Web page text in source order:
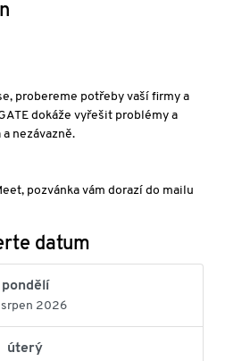
probereme potřeby vaší firmy a
dokáže vyřešit problémy a
nezávazně.
pozvánka vám dorazí do mailu
datum
pondělí
srpen 2026
úterý